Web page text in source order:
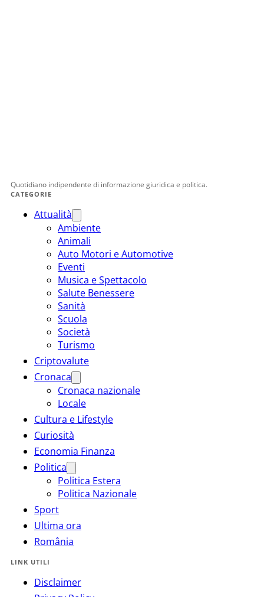
Quotidiano indipendente di informazione giuridica e politica.
CATEGORIE
Attualità
Ambiente
Animali
Auto Motori e Automotive
Eventi
Musica e Spettacolo
Salute Benessere
Sanità
Scuola
Società
Turismo
Criptovalute
Cronaca
Cronaca nazionale
Locale
Cultura e Lifestyle
Curiosità
Economia Finanza
Politica
Politica Estera
Politica Nazionale
Sport
Ultima ora
România
LINK UTILI
Disclaimer